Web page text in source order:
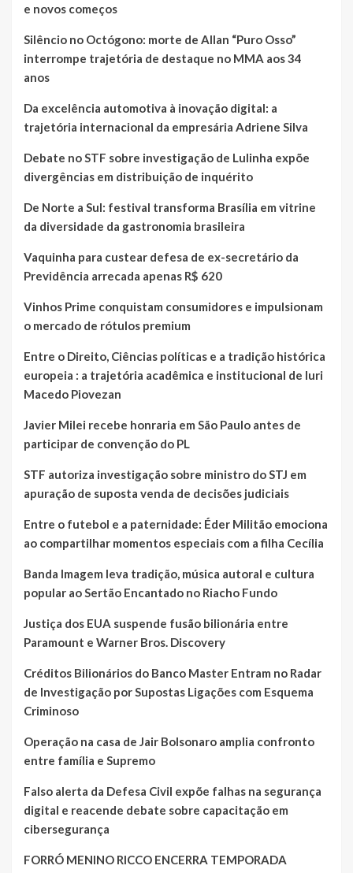
e novos começos
Silêncio no Octógono: morte de Allan “Puro Osso”
interrompe trajetória de destaque no MMA aos 34
anos
Da excelência automotiva à inovação digital: a
trajetória internacional da empresária Adriene Silva
Debate no STF sobre investigação de Lulinha expõe
divergências em distribuição de inquérito
De Norte a Sul: festival transforma Brasília em vitrine
da diversidade da gastronomia brasileira
Vaquinha para custear defesa de ex-secretário da
Previdência arrecada apenas R$ 620
Vinhos Prime conquistam consumidores e impulsionam
o mercado de rótulos premium
Entre o Direito, Ciências políticas e a tradição histórica
europeia : a trajetória acadêmica e institucional de Iuri
Macedo Piovezan
Javier Milei recebe honraria em São Paulo antes de
participar de convenção do PL
STF autoriza investigação sobre ministro do STJ em
apuração de suposta venda de decisões judiciais
Entre o futebol e a paternidade: Éder Militão emociona
ao compartilhar momentos especiais com a filha Cecília
Banda Imagem leva tradição, música autoral e cultura
popular ao Sertão Encantado no Riacho Fundo
Justiça dos EUA suspende fusão bilionária entre
Paramount e Warner Bros. Discovery
Créditos Bilionários do Banco Master Entram no Radar
de Investigação por Supostas Ligações com Esquema
Criminoso
Operação na casa de Jair Bolsonaro amplia confronto
entre família e Supremo
Falso alerta da Defesa Civil expõe falhas na segurança
digital e reacende debate sobre capacitação em
cibersegurança
FORRÓ MENINO RICCO ENCERRA TEMPORADA